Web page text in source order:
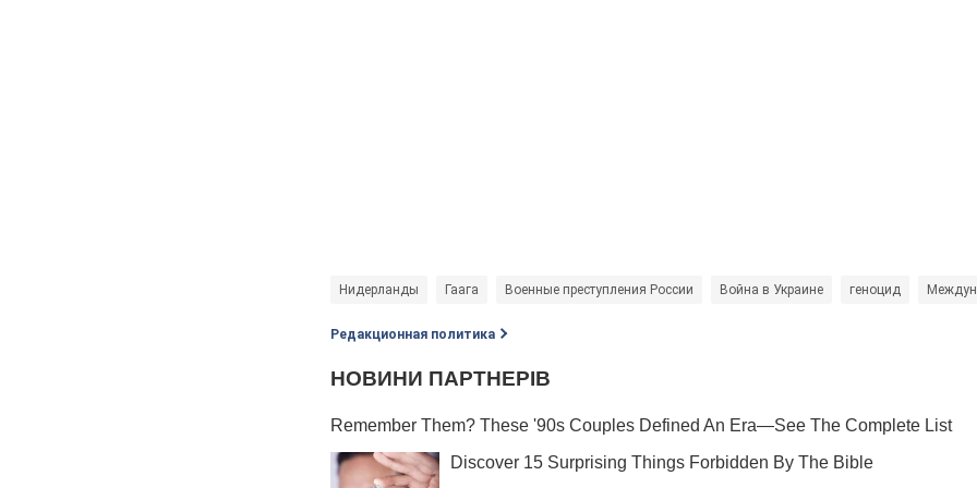
Нидерланды Гаага Военные преступления России Война в Украине геноцид
Редакционная политика